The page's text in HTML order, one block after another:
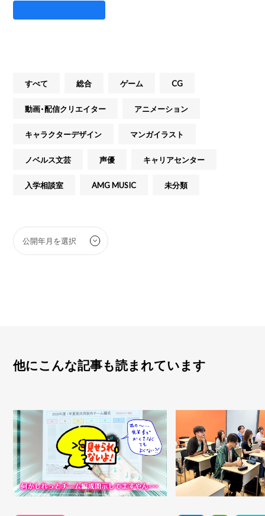
すべて 総合 ゲーム CG
動画・配信クリエイター アニメーション
キャラクターデザイン マンガイラスト
ノベルス文芸 声優 キャリアセンター
入学相談室 AMG MUSIC 未分類
他にこんな記事も読まれています